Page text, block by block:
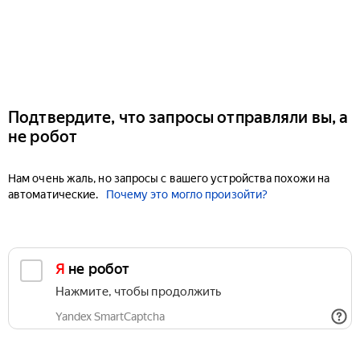
Подтвердите, что запросы отправляли вы, а
не робот
Нам очень жаль, но запросы с вашего устройства похожи на
автоматические.
Почему это могло произойти?
Я не робот
Нажмите, чтобы продолжить
Yandex SmartCaptcha